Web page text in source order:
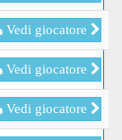
Vedi giocatore
Vedi giocatore
Vedi giocatore